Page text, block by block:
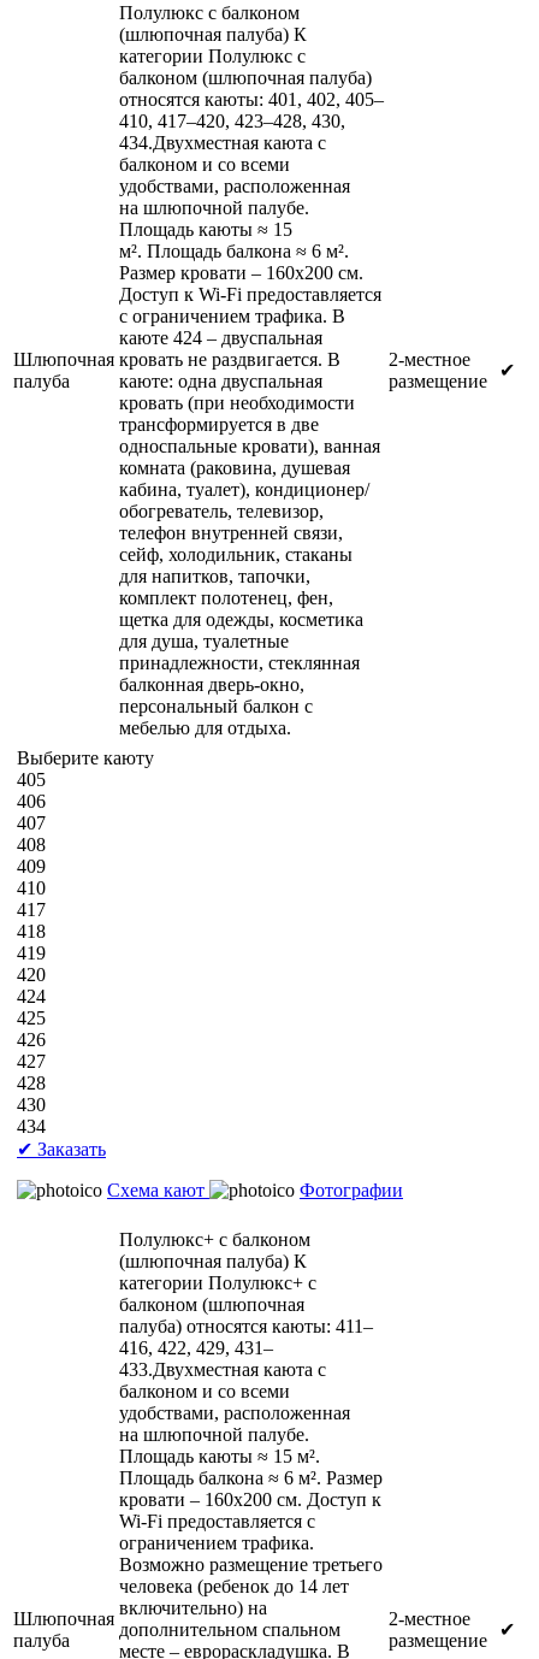
Шлюпочная
палуба
Полулюкс с балконом
(шлюпочная палуба) К
категории Полулюкс с
балконом (шлюпочная палуба)
относятся каюты: 401, 402, 405–
410, 417–420, 423–428, 430,
434.Двухместная каюта с
балконом и со всеми
удобствами, расположенная
на шлюпочной палубе.
Площадь каюты ≈ 15
м². Площадь балкона ≈ 6 м².
Размер кровати – 160х200 см.
Доступ к Wi-Fi предоставляется
с ограничением трафика. В
каюте 424 – двуспальная
кровать не раздвигается. В
каюте: одна двуспальная
кровать (при необходимости
трансформируется в две
односпальные кровати), ванная
комната (раковина, душевая
кабина, туалет), кондиционер/
обогреватель, телевизор,
телефон внутренней связи,
сейф, холодильник, стаканы
для напитков, тапочки,
комплект полотенец, фен,
щетка для одежды, косметика
для душа, туалетные
принадлежности, стеклянная
балконная дверь-окно,
персональный балкон с
мебелью для отдыха.
2-местное
размещение
✔
Выберите каюту
405
406
407
408
409
410
417
418
419
420
424
425
426
427
428
430
434
✔ Заказать
Схема кают
Фотографии
Шлюпочная
палуба
Полулюкс+ с балконом
(шлюпочная палуба) К
категории Полулюкс+ с
балконом (шлюпочная
палуба) относятся каюты: 411–
416, 422, 429, 431–
433.Двухместная каюта с
балконом и со всеми
удобствами, расположенная
на шлюпочной палубе.
Площадь каюты ≈ 15 м².
Площадь балкона ≈ 6 м². Размер
кровати – 160х200 см. Доступ к
Wi-Fi предоставляется с
ограничением трафика.
Возможно размещение третьего
человека (ребенок до 14 лет
включительно) на
дополнительном спальном
месте – еврораскладушка. В
2-местное
размещение
✔